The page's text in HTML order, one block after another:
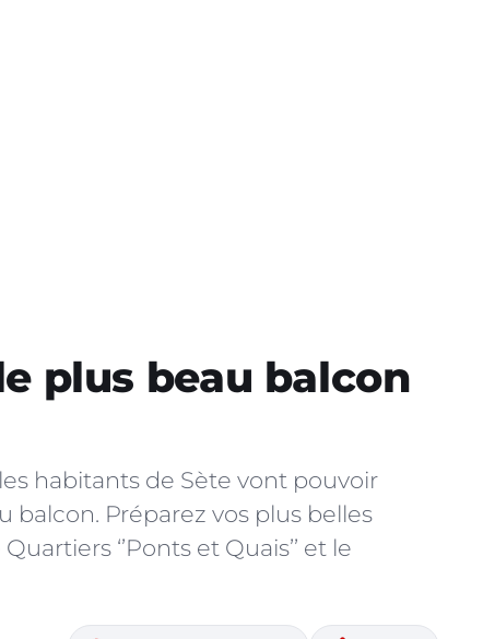
plus beau balcon
habitants de Sète vont pouvoir
Préparez vos plus belles
‘’Ponts et Quais’’ et le